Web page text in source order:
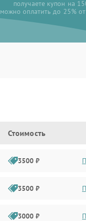
получаете купон на
можно оплатить до 25%
Стоимость
3500 ₽
3500 ₽
3000 ₽